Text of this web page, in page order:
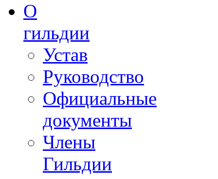
О
гильдии
Устав
Руководство
Официальные
документы
Члены
Гильдии